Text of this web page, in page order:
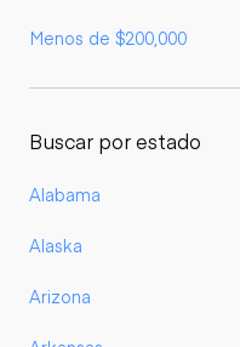
Menos de $200,000
Buscar por estado
Alabama
Alaska
Arizona